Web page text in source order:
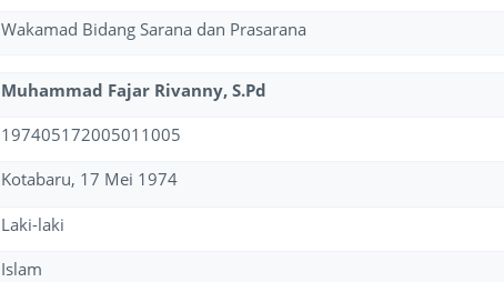
Wakamad Bidang Sarana dan Prasarana
Muhammad Fajar Rivanny, S.Pd
197405172005011005
Kotabaru, 17 Mei 1974
Laki-laki
Islam